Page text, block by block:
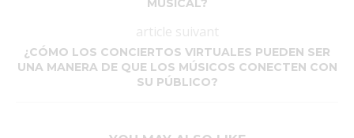
MUSICAL?
article suivant
¿CÓMO LOS CONCIERTOS VIRTUALES PUEDEN SER
UNA MANERA DE QUE LOS MÚSICOS CONECTEN CON
SU PÚBLICO?